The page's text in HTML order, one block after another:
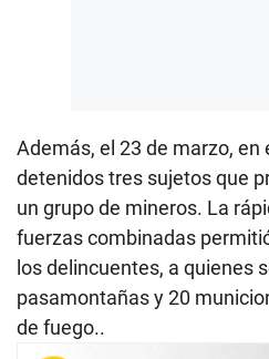
Además, el 23 de marzo,
detenidos tres sujetos que
un grupo de mineros. La
fuerzas combinadas
los delincuentes, a quienes
pasamontañas y 20
de fuego..